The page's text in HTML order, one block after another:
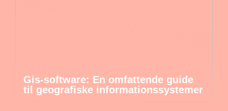
Gis-software: En omfattende guide
til geografiske informationssystemer